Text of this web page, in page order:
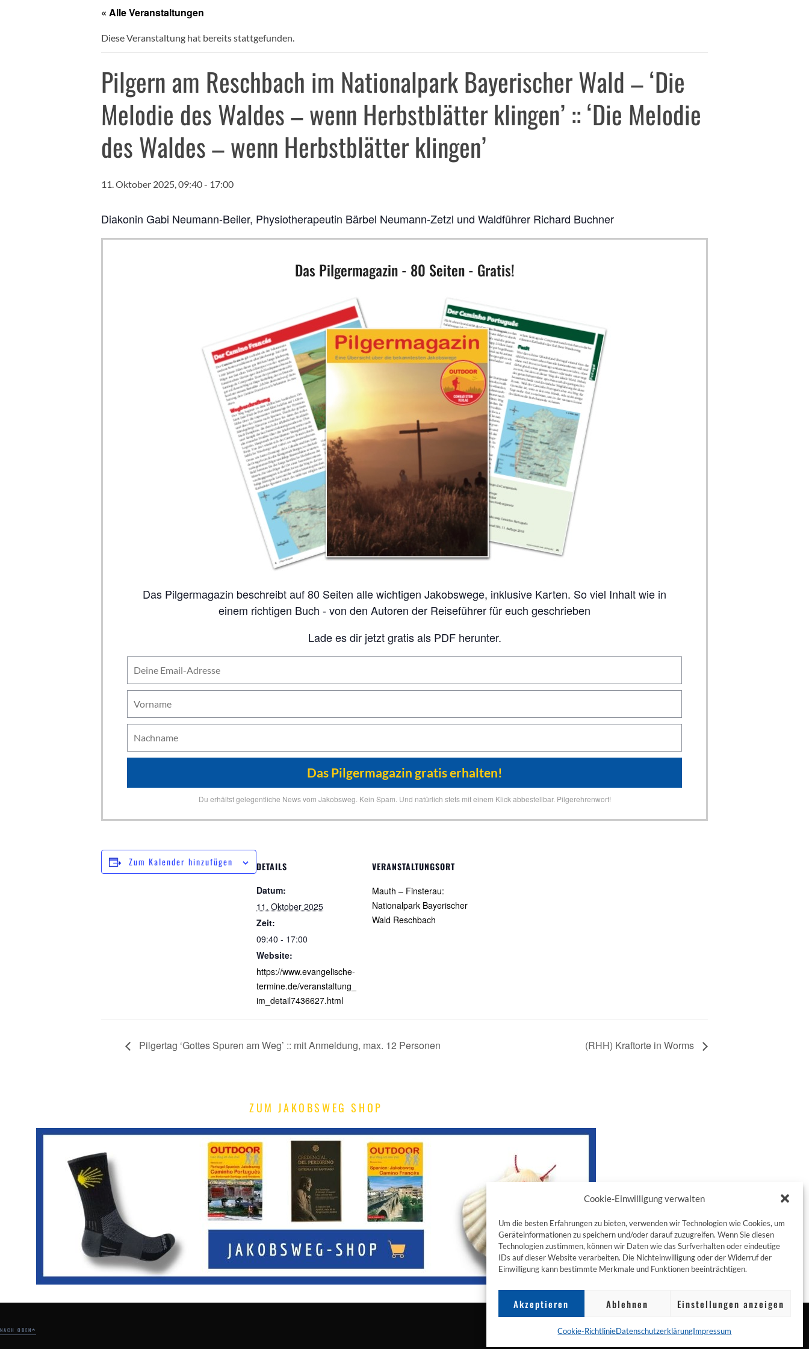
Cookie-Einwilligung verwalten
Um die besten Erfahrungen zu bieten, verwenden wir Technologien wie Cookies, um
Geräteinformationen zu speichern und/oder darauf zuzugreifen. Wenn Sie diesen
Technologien zustimmen, können wir Daten wie das Surfverhalten oder eindeutige
IDs auf dieser Website verarbeiten. Die Nichteinwilligung oder der Widerruf der
Einwilligung kann bestimmte Merkmale und Funktionen beeinträchtigen.
Akzeptieren Ablehnen Einstellungen anzeigen
Cookie-RichtlinieDatenschutzerklärungImpressum
« Alle Veranstaltungen
Diese Veranstaltung hat bereits stattgefunden.
Pilgern am Reschbach im Nationalpark Bayerischer Wald – ‘Die
Melodie des Waldes – wenn Herbstblätter klingen’ :: ‘Die Melodie
des Waldes – wenn Herbstblätter klingen’
11. Oktober 2025, 09:40- 17:00
Diakonin Gabi Neumann-Beiler, Physiotherapeutin Bärbel Neumann-Zetzl und Waldführer Richard Buchner
Das Pilgermagazin - 80 Seiten - Gratis!
Das Pilgermagazin beschreibt auf 80 Seiten alle wichtigen Jakobswege, inklusive Karten. So viel Inhalt wie in
einem richtigen Buch - von den Autoren der Reiseführer für euch geschrieben
Lade es dir jetzt gratis als PDF herunter.
Du erhältst gelegentliche News vom Jakobsweg. Kein Spam. Und natürlich stets mit einem Klick abbestellbar. Pilgerehrenwort!
Zum Kalender hinzufügen DETAILS
Datum:
11. Oktober 2025
Zeit:
09:40 - 17:00
Website:
https://www.evangelische-
termine.de/veranstaltung_
im_detail7436627.html
VERANSTALTUNGSORT
Mauth – Finsterau:
Nationalpark Bayerischer
Wald Reschbach
Pilgertag ‘Gottes Spuren am Weg’ :: mit Anmeldung, max. 12 Personen (RHH) Kraftorte in Worms
ZUM JAKOBSWEG SHOP
NACH OBEN